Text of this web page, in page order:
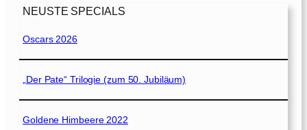
NEUSTE SPECIALS
Oscars 2026
„Der Pate“ Trilogie (zum 50. Jubiläum)
Goldene Himbeere 2022